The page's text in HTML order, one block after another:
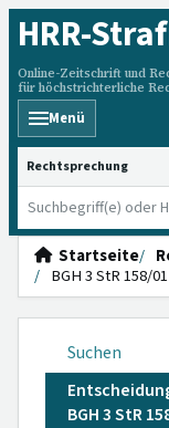
HRR-
Online-Zeitschrift und
für höchstrichterliche
Menü
HRRS durchsuchen
Startseite
BGH 3 StR 158/
Suchen
BGH 3 StR